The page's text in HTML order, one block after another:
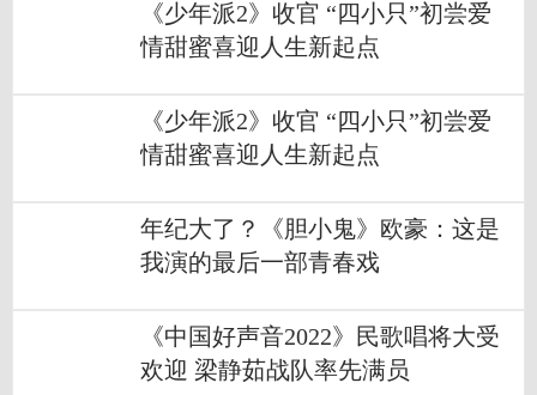
《少年派2》收官 “四小只”初尝爱
情甜蜜喜迎人生新起点
《少年派2》收官 “四小只”初尝爱
情甜蜜喜迎人生新起点
年纪大了？《胆小鬼》欧豪：这是
我演的最后一部青春戏
《中国好声音2022》民歌唱将大受
欢迎 梁静茹战队率先满员